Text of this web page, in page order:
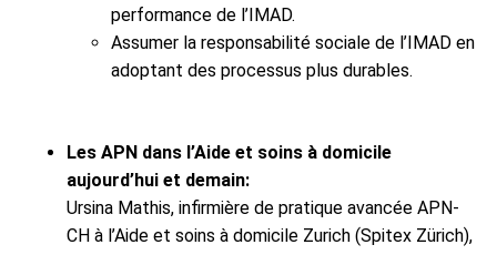
performance de l’IMAD.
Assumer la responsabilité sociale de l’IMAD en
adoptant des processus plus durables.
Les APN dans l’Aide et soins à domicile
aujourd’hui et demain:
Ursina Mathis, infirmière de pratique avancée APN-
CH à l’Aide et soins à domicile Zurich (Spitex Zürich),